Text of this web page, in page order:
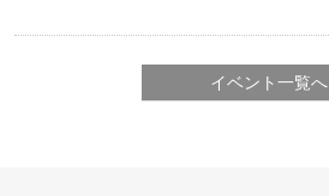
イベント一覧へ